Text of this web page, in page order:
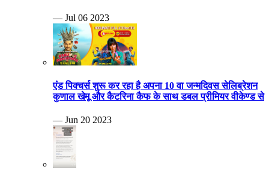
— Jul 06 2023
एंड पिक्चर्स शुरू कर रहा है अपना 10 वा जन्मदिवस सेलिब्रेशन
कुणाल खेमू और कैटरिना कैफ के साथ डबल प्रीमियर वीकेण्ड से
— Jun 20 2023